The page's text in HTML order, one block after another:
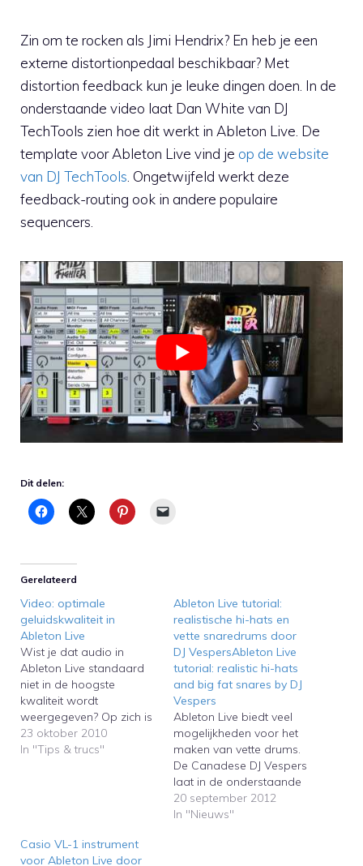
Zin om te rocken als Jimi Hendrix? En heb je een
externe distortionpedaal beschikbaar? Met
distortion feedback kun je leuke dingen doen. In de
onderstaande video laat Dan White van DJ
TechTools zien hoe dit werkt in Ableton Live. De
template voor Ableton Live vind je op de website
van DJ TechTools. Ongetwijfeld werkt deze
feedback-routing ook in andere populaire
sequencers.
Dit delen:
Gerelateerd
Video: optimale
geluidskwaliteit in
Ableton Live
Wist je dat audio in
Ableton Live standaard
niet in de hoogste
kwaliteit wordt
weergegeven? Op zich is
dat natuurlijk logisch
omdat het dj-
(Engelstalige) video zien
hoe je Ableton Live in de
23 oktober 2010
In "Tips & trucs"
Ableton Live tutorial:
realistische hi-hats en
vette snaredrums door
DJ VespersAbleton Live
tutorial: realistic hi-hats
and big fat snares by DJ
Vespers
Ableton Live biedt veel
mogelijkheden voor het
maken van vette drums.
De Canadese DJ Vespers
laat in de onderstaande
interessante video zien
hoe hij realistisch
20 september 2012
In "Nieuws"
Casio VL-1 instrument
voor Ableton Live door